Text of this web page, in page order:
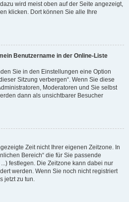
wird meist oben auf der Seite angezeigt,
klicken. Dort können Sie alle Ihre
Benutzername in der Online-Liste
Sie in den Einstellungen eine Option
Sitzung verbergen“. Wenn Sie diese
Moderatoren und Sie selbst
dann als unsichtbarer Besucher
Zeit nicht Ihrer eigenen Zeitzone. In
Bereich“ die für Sie passende
festlegen. Die Zeitzone kann dabei nur
werden. Wenn Sie noch nicht registriert
jetzt zu tun.